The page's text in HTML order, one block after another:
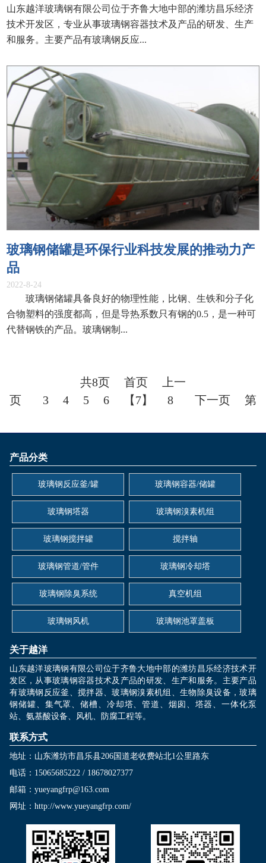
山东越洋玻璃钢有限公司位于齐鲁大地中部的潍坊昌乐经济
技术开发区，专业从事玻璃钢容器技术及产品的研发、生产
和服务。主要产品有玻璃钢反应...
玻璃钢储罐是环保行业科技发展的推动力产
品
2022-8-24
玻璃钢储罐具备良好的物理性能，比钢、生铁和分子化
合物塑料的强度都高，但是导热系数只有钢的0.5，是一种可
代替钢铁的产品。玻璃钢制...
共8页 首页
上一
页
3 4 5 6 【7】 8 下一页 第
产品分类
玻璃钢反应釜/罐 玻璃钢容器/储罐
玻璃钢塔器 玻璃钢溴素机组
玻璃钢搅拌罐 搅拌轴
玻璃钢管道/管件 玻璃钢冷却塔
玻璃钢除臭系统 真空机组
玻璃钢风机 玻璃钢池罩盖板
关于越洋
山东越洋玻璃钢有限公司位于齐鲁大地中部的潍坊昌乐经济技术开
发区，从事玻璃钢容器技术及产品的研发、生产和服务。主要产品
有玻璃钢反应釜、搅拌器、玻璃钢溴素机组、生物除臭设备，玻璃
钢储罐、集气罩、储槽、冷却塔、管道、烟囱、塔器、一体化泵
站、氨基酸设备、风机、防腐工程等。
联系方式
地址：山东潍坊市昌乐县206国道老收费站北1公里路东
电话：15065685222 / 18678027377
邮箱：yueyangfrp@163.com
网址：http://www.yueyangfrp.com/